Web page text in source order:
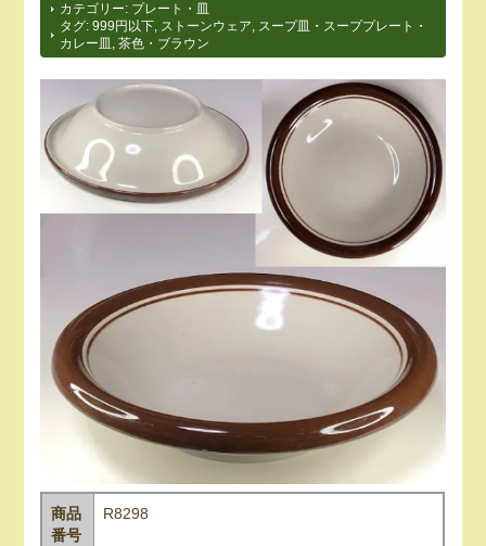
カテゴリー: プレート・皿
タグ:999円以下 ストーンウェア
スープ皿・スーププレート・
カレー皿
,茶色・ブラウン
商品
番号
R8298